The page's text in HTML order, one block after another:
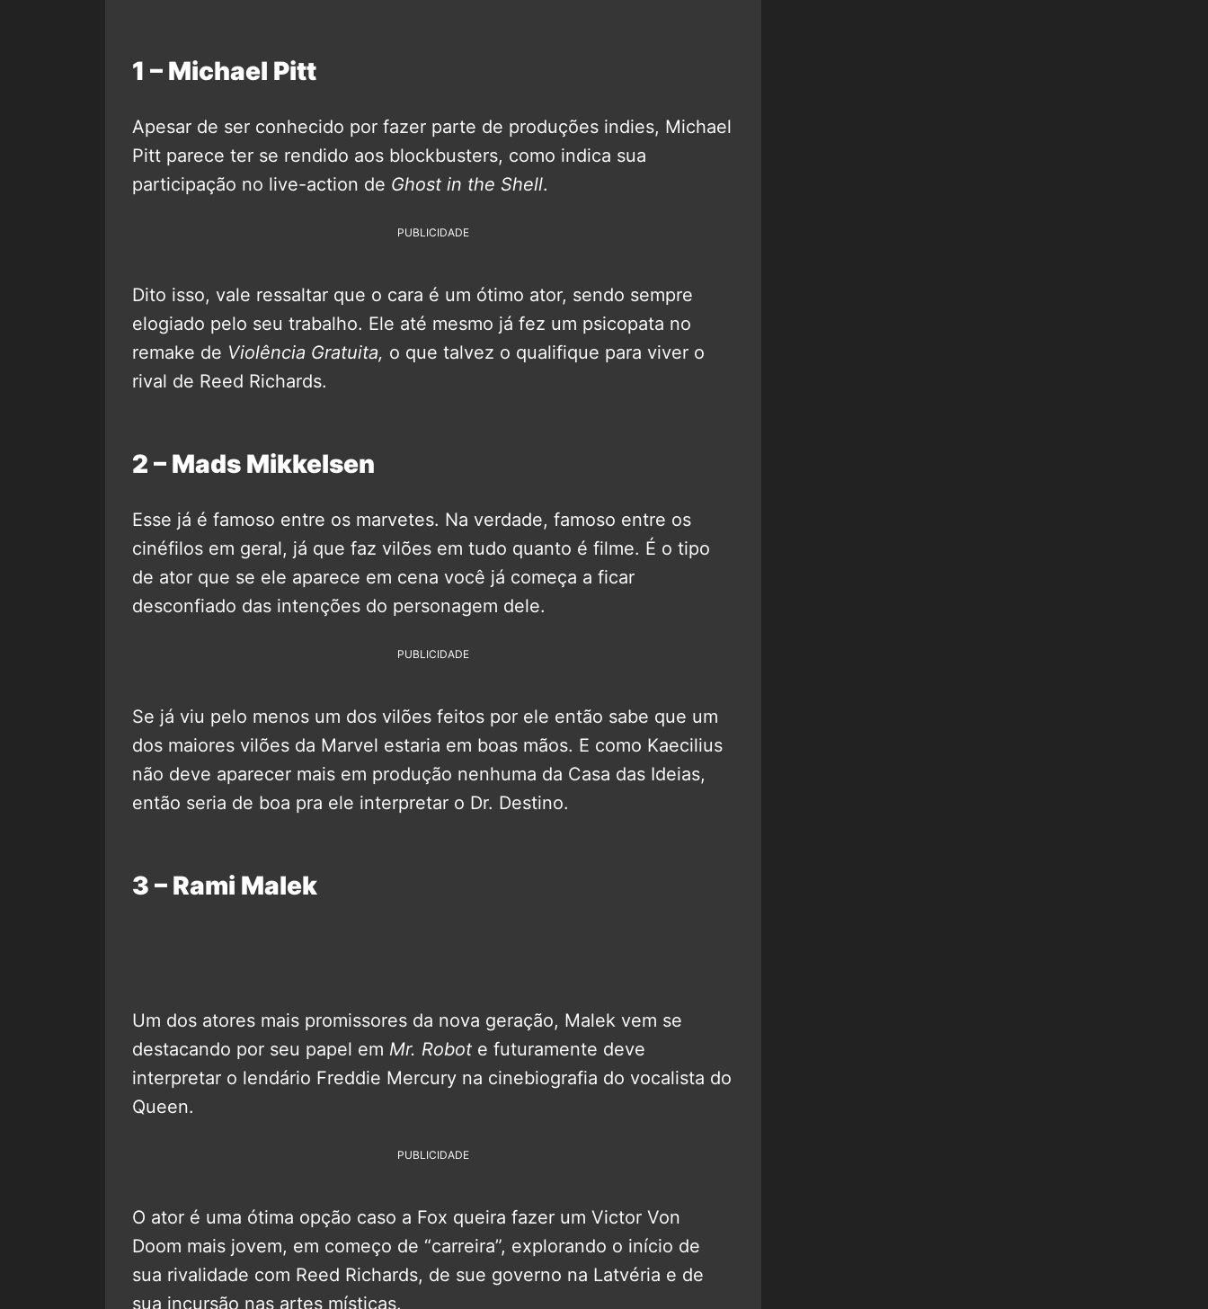
1 – Michael Pitt
Apesar de ser conhecido por fazer parte de produções indies, Michael
Pitt parece ter se rendido aos blockbusters, como indica sua
participação no live-action de Ghost in the Shell.
PUBLICIDADE
Dito isso, vale ressaltar que o cara é um ótimo ator, sendo sempre
elogiado pelo seu trabalho. Ele até mesmo já fez um psicopata no
remake de Violência Gratuita, o que talvez o qualifique para viver o
rival de Reed Richards.
2 – Mads Mikkelsen
Esse já é famoso entre os marvetes. Na verdade, famoso entre os
cinéfilos em geral, já que faz vilões em tudo quanto é filme. É o tipo
de ator que se ele aparece em cena você já começa a ficar
desconfiado das intenções do personagem dele.
PUBLICIDADE
Se já viu pelo menos um dos vilões feitos por ele então sabe que um
dos maiores vilões da Marvel estaria em boas mãos. E como Kaecilius
não deve aparecer mais em produção nenhuma da Casa das Ideias,
então seria de boa pra ele interpretar o Dr. Destino.
3 – Rami Malek
Um dos atores mais promissores da nova geração, Malek vem se
destacando por seu papel em Mr. Robot e futuramente deve
interpretar o lendário Freddie Mercury na cinebiografia do vocalista do
Queen.
PUBLICIDADE
O ator é uma ótima opção caso a Fox queira fazer um Victor Von
Doom mais jovem, em começo de “carreira”, explorando o início de
sua rivalidade com Reed Richards, de sue governo na Latvéria e de
sua incursão nas artes místicas.